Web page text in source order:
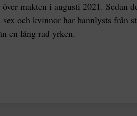
makten i augusti 2021. Sedan
och kvinnor har bannlysts från
en lång rad yrken.